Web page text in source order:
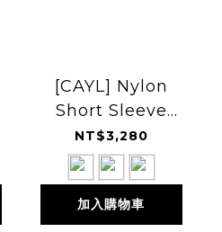
[CAYL] Nylon
Short Sleeve
Hiker Shirts 尼龍
短袖登山襯衫
NT$3,280
加入購物車